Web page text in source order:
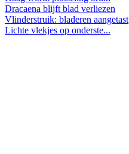
Dracaena blijft blad verliezen
Vlinderstruik: bladeren aangetast
Lichte vlekjes op onderste...